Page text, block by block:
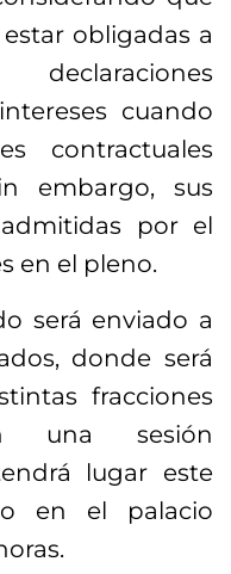
obligadas a
cuando
contractuales
embargo, sus
por el
en el pleno.
será enviado a
donde será
fracciones
una sesión
lugar este
en el palacio